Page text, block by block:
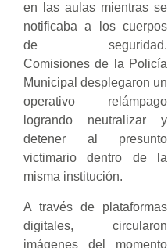
en las aulas mientras se
notificaba a los cuerpos
de seguridad.
Comisiones de la Policía
Municipal desplegaron un
operativo relámpago
logrando neutralizar y
detener al presunto
victimario dentro de la
misma institución.
A través de plataformas
digitales, circularon
imágenes del momento